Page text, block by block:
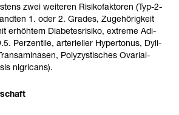
zwei wei­te­ren Risi­ko­fak­to­ren (Typ-​2-​
1. oder 2. Gra­des, Zuge­hö­rig­keit
erhöh­tem Dia­be­tes­ri­siko, extreme Adi­
Per­zen­tile, arte­ri­el­ler Hyper­to­nus, Dyli­
Poly­zys­ti­sches Ova­ri­al­
nigri­cans).